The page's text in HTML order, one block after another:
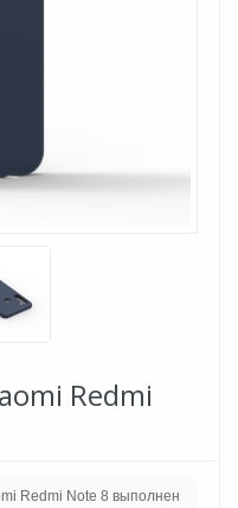
Redmi
Redmi Note 8 выполнен